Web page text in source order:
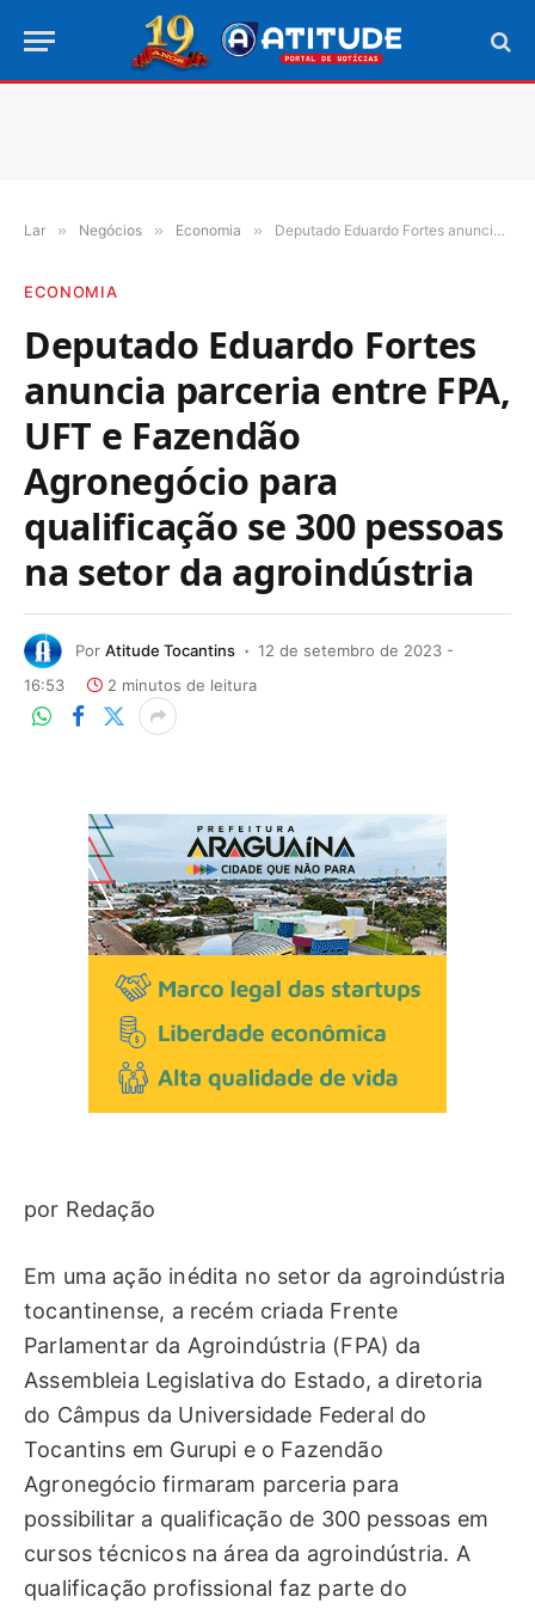
Lar » Negócios » Economia » Deputado Eduardo Fortes anuncia parceria entre FPA, UFT e Fazendão Agronegócio para qualificação se 300 pessoas na setor da agroindústria
ECONOMIA
Deputado Eduardo Fortes
anuncia parceria entre FPA,
UFT e Fazendão
Agronegócio para
qualificação se 300 pessoas
na setor da agroindústria
Por Atitude Tocantins
12 de setembro de 2023 -
16:53
2 minutos de leitura
por Redação
Em uma ação inédita no setor da agroindústria
tocantinense, a recém criada Frente
Parlamentar da Agroindústria (FPA) da
Assembleia Legislativa do Estado, a diretoria
do Câmpus da Universidade Federal do
Tocantins em Gurupi e o Fazendão
Agronegócio firmaram parceria para
possibilitar a qualificação de 300 pessoas em
cursos técnicos na área da agroindústria. A
qualificação profissional faz parte do